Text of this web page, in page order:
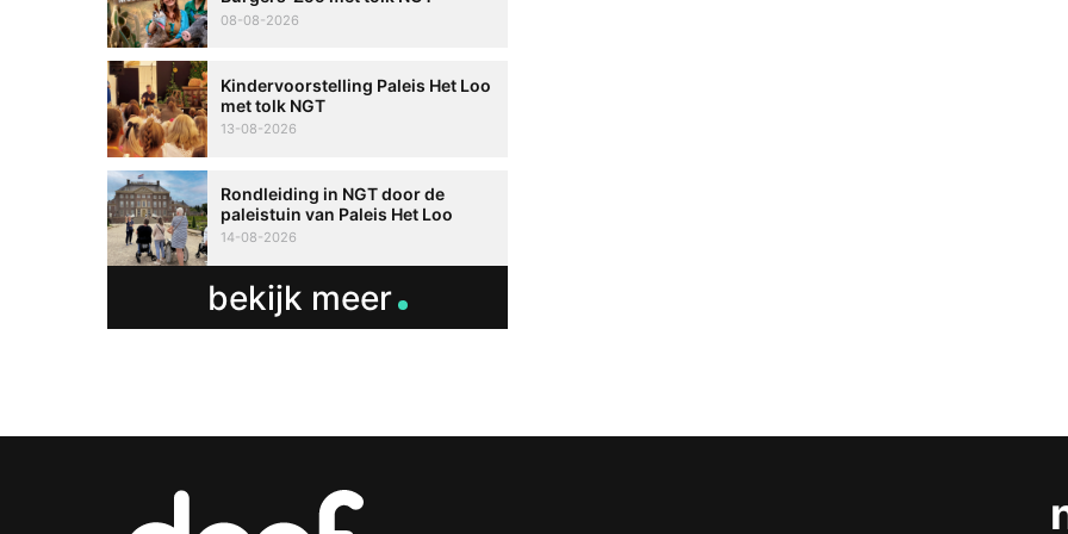
08-08-2026
Kindervoorstelling Paleis Het Loo
met tolk NGT
13-08-2026
Rondleiding in NGT door de
paleistuin van Paleis Het Loo
14-08-2026
bekijk meer